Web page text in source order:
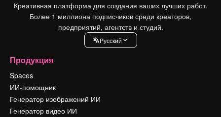
Креативная платформа для создания ваших лучших работ.
Более 1 миллиона подписчиков среди креаторов,
предприятий, агентств и студий.
Pусский
Продукция
Spaces
ИИ-помощник
Генератор изображений ИИ
Генератор видео ИИ